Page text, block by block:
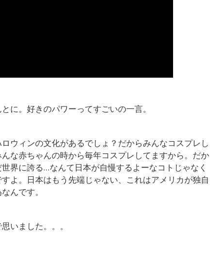
に。好きのパワーってすごいの一言。
ウィンの文化があるでしょ？だからみんなコスプレし
な赤ちゃんの時から毎年コスプレしてますから。だか
界に誇る…なんて日本が自慢するよーなコトじゃなく
よ。日本はもう先端じゃない、これはアメリカが独自
んです。
いました。。。